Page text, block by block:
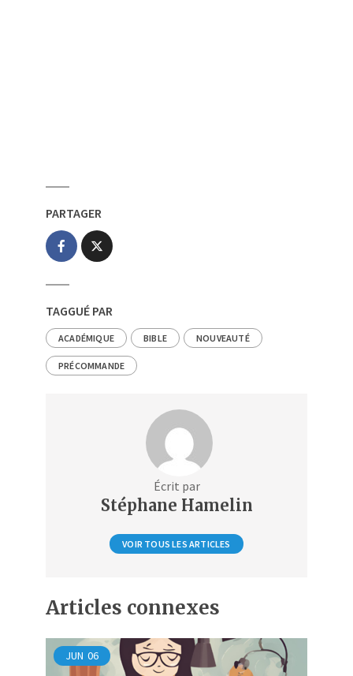
PARTAGER
TAGGUÉ PAR
ACADÉMIQUE BIBLE NOUVEAUTÉ
PRÉCOMMANDE
Écrit par
Stéphane Hamelin
VOIR TOUS LES ARTICLES
Articles connexes
JUN 06